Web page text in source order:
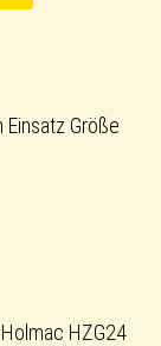
Größe
HZG24